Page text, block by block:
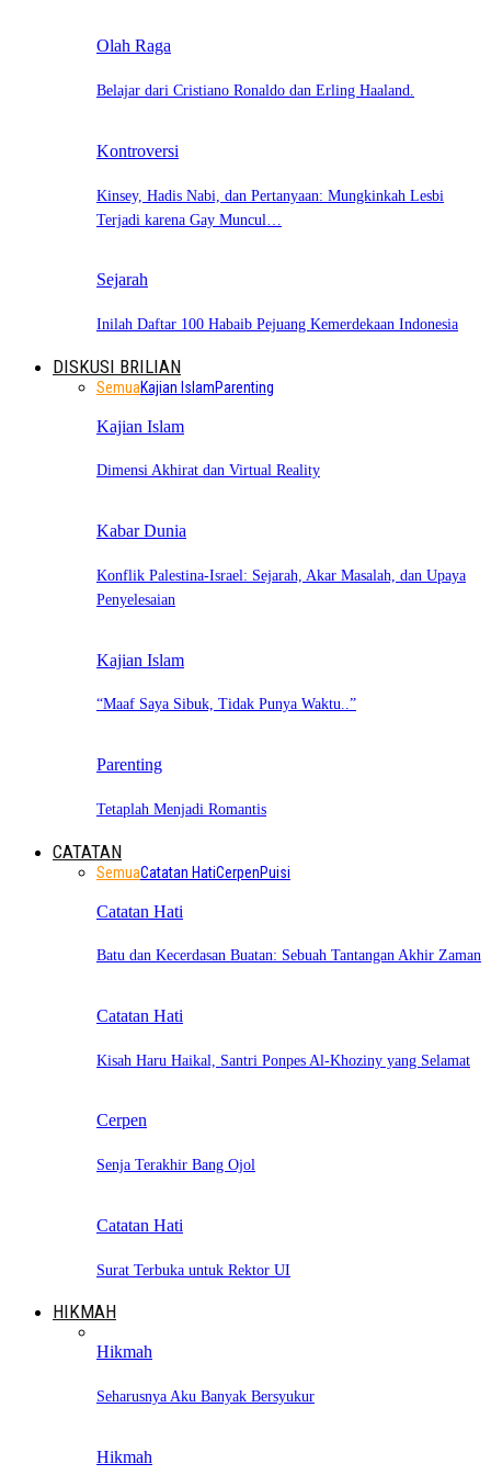
Olah Raga
Belajar dari Cristiano Ronaldo dan Erling Haaland.
Kontroversi
Kinsey, Hadis Nabi, dan Pertanyaan: Mungkinkah Lesbi
Terjadi karena Gay Muncul…
Sejarah
Inilah Daftar 100 Habaib Pejuang Kemerdekaan Indonesia
DISKUSI BRILIAN
SemuaKajian IslamParenting
Kajian Islam
Dimensi Akhirat dan Virtual Reality
Kabar Dunia
Konflik Palestina-Israel: Sejarah, Akar Masalah, dan Upaya
Penyelesaian
Kajian Islam
“Maaf Saya Sibuk, Tidak Punya Waktu..”
Parenting
Tetaplah Menjadi Romantis
CATATAN
SemuaCatatan HatiCerpenPuisi
Catatan Hati
Batu dan Kecerdasan Buatan: Sebuah Tantangan Akhir Zaman
Catatan Hati
Kisah Haru Haikal, Santri Ponpes Al-Khoziny yang Selamat
Cerpen
Senja Terakhir Bang Ojol
Catatan Hati
Surat Terbuka untuk Rektor UI
HIKMAH
Hikmah
Seharusnya Aku Banyak Bersyukur
Hikmah